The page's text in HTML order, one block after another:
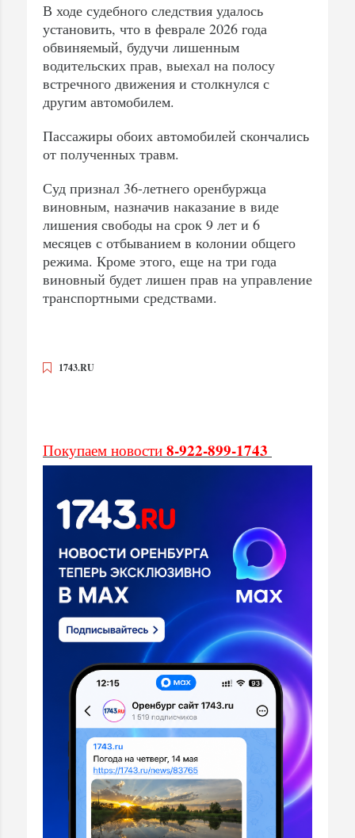
В ходе судебного следствия удалось
установить, что в феврале 2026 года
обвиняемый, будучи лишенным
водительских прав, выехал на полосу
встречного движения и столкнулся с
другим автомобилем.
Пассажиры обоих автомобилей скончались
от полученных травм.
Суд признал 36-летнего оренбуржца
виновным, назначив наказание в виде
лишения свободы на срок 9 лет и 6
месяцев с отбыванием в колонии общего
режима. Кроме этого, еще на три года
виновный будет лишен прав на управление
транспортными средствами.
1743.RU
Покупаем новости 8-922-899-1743